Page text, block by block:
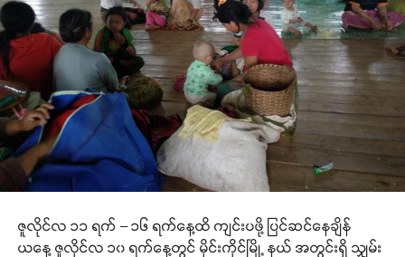
ဇူလိုင်လ ၁၁ ရက် – ၁၆ ရက်နေ့ထိ ကျင်းပဖို့ ပြင်ဆင်နေချိန်
ယနေ့ ဇူလိုင်လ ၁၀ ရက်နေ့တွင် မိုင်းကိုင်မြို့ နယ် အတွင်းရှိ သျှမ်း